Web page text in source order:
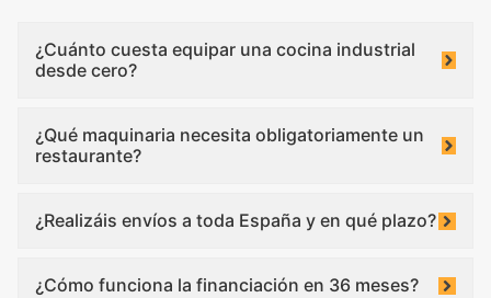
¿Cuánto cuesta equipar una cocina industrial
desde cero?
¿Qué maquinaria necesita obligatoriamente un
restaurante?
¿Realizáis envíos a toda España y en qué plazo?
¿Cómo funciona la financiación en 36 meses?